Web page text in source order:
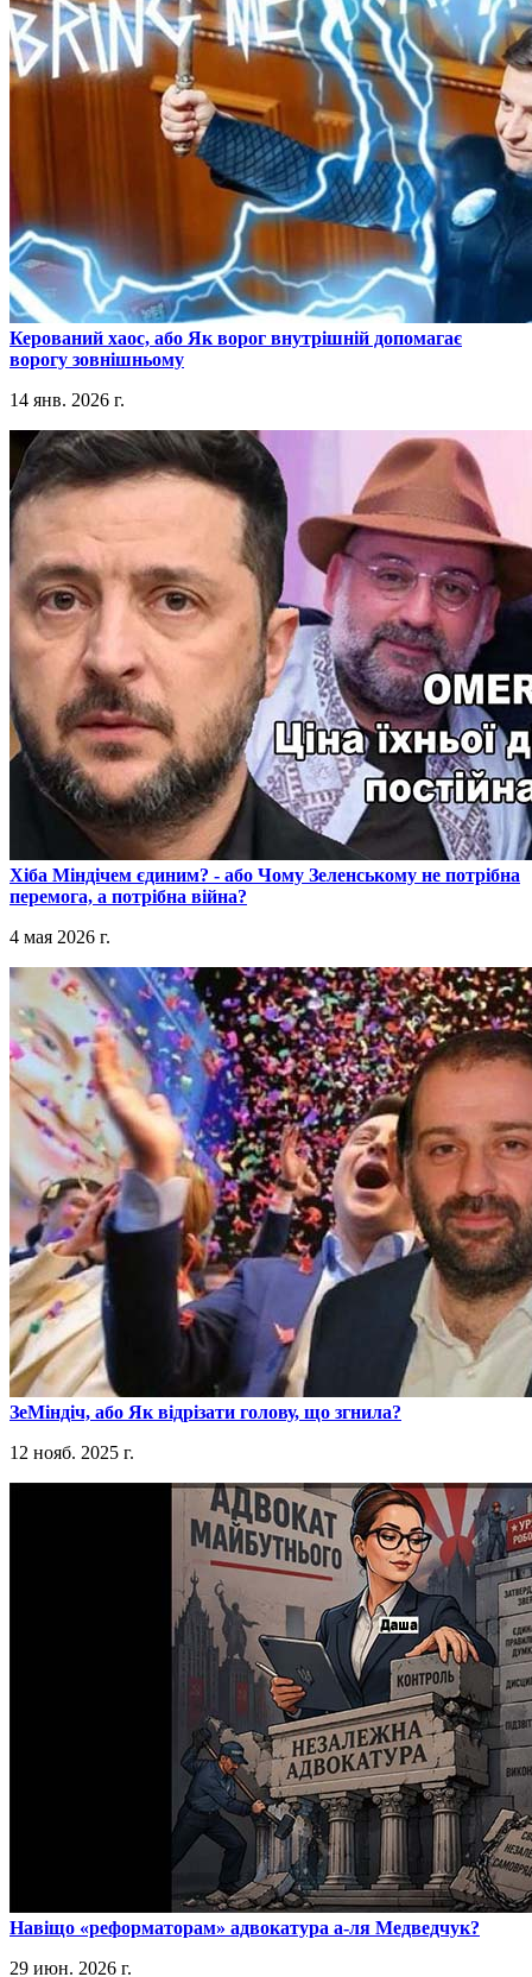
​Керований хаос, або Як ворог внутрішній допомагає
ворогу зовнішньому
14 янв. 2026 г.
​Хіба Міндічем єдиним? - або Чому Зеленському не потрібна
перемога, а потрібна війна?
4 мая 2026 г.
​ЗеМіндіч, або Як відрізати голову, що згнила?
12 нояб. 2025 г.
​Навіщо «реформаторам» адвокатура а-ля Медведчук?
29 июн. 2026 г.